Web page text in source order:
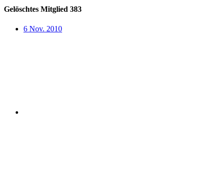
Gelöschtes Mitglied 383
6 Nov. 2010